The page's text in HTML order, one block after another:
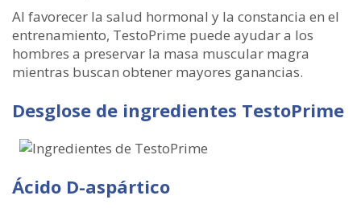
Al favorecer la salud hormonal y la constancia en el
entrenamiento, TestoPrime puede ayudar a los
hombres a preservar la masa muscular magra
mientras buscan obtener mayores ganancias.
Desglose de ingredientes TestoPrime
Ácido D-aspártico